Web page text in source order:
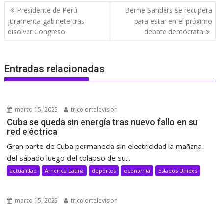
Navegación
de
entradas
Presidente de Perú
juramenta gabinete tras
disolver Congreso
Bernie Sanders se recupera
para estar en el próximo
debate demócrata
Entradas relacionadas
marzo 15, 2025 tricolortelevision
Cuba se queda sin energía tras nuevo fallo en su
red eléctrica
Gran parte de Cuba permanecía sin electricidad la mañana
del sábado luego del colapso de su...
actualidad América Latina deportes economia Estados Unidos
marzo 15, 2025 tricolortelevision